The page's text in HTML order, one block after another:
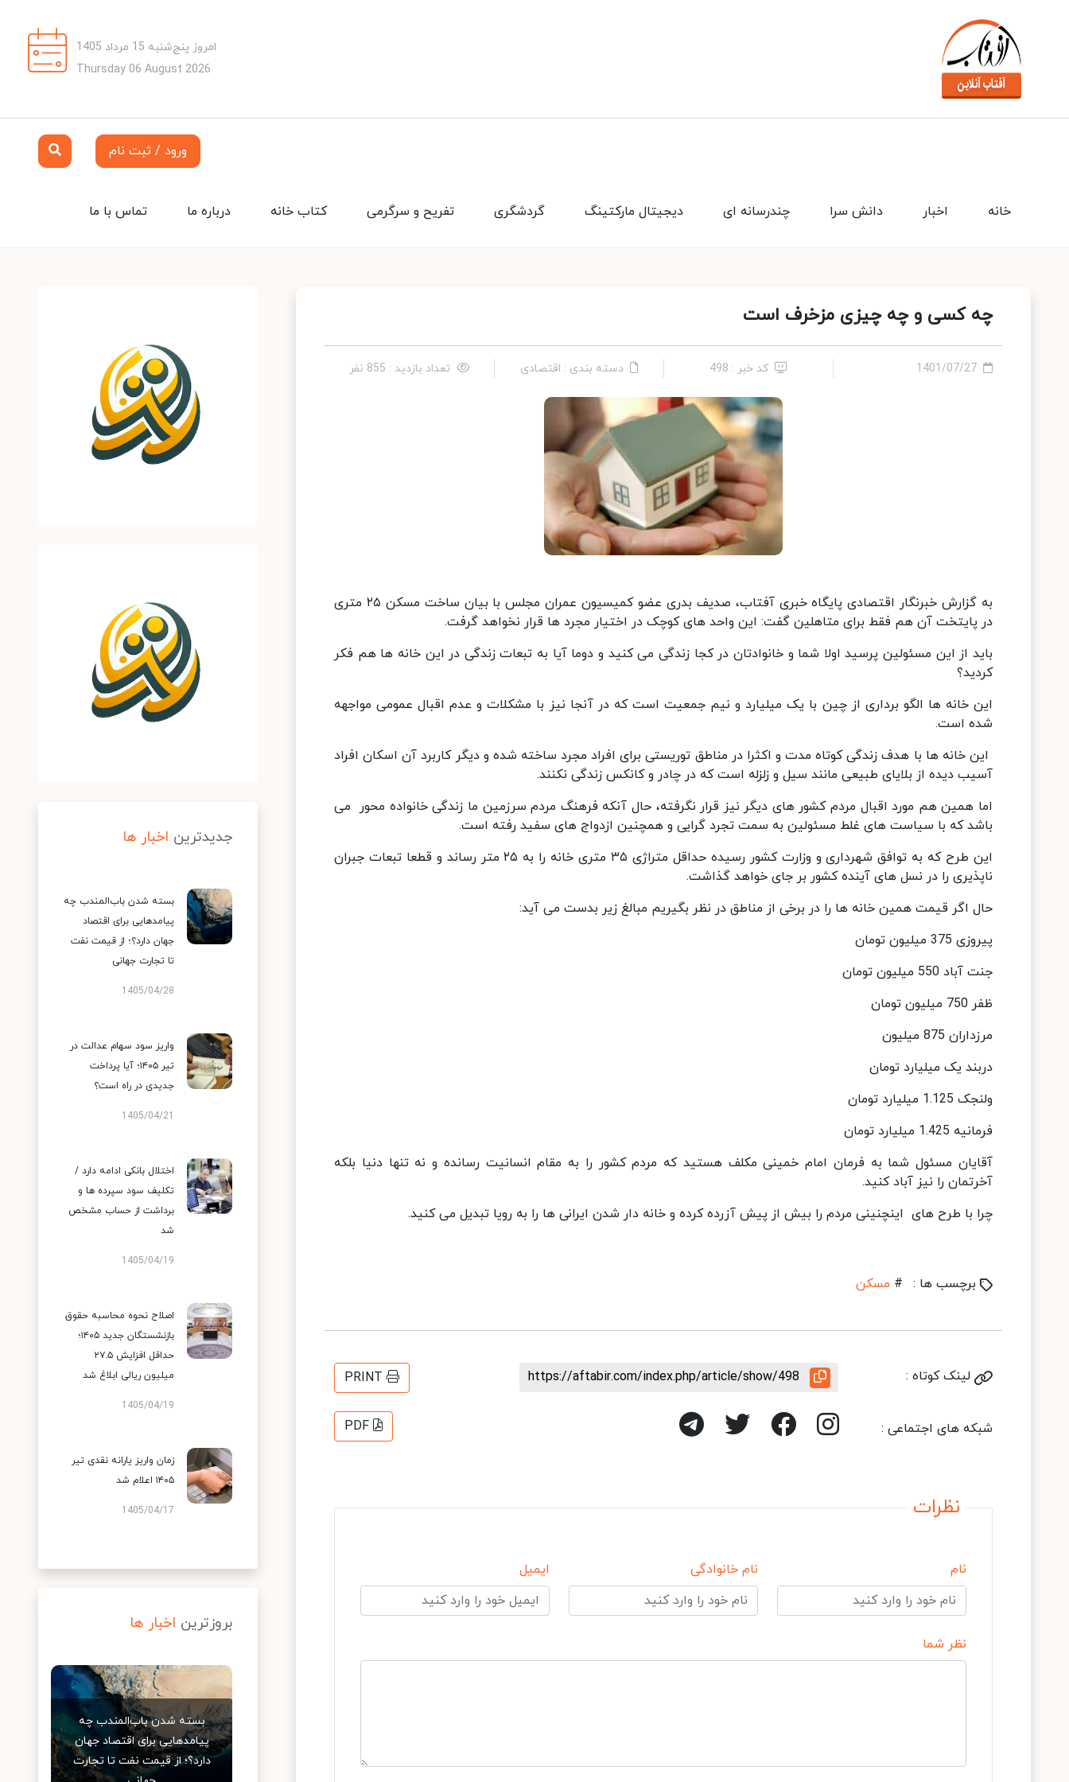
امروز پنج‌شنبه 15 مرداد 1405
Thursday 06 August 2026
ورود / ثبت نام
تماس با ما درباره ما کتاب خانه تفریح و سرگرمی گردشگری دیجیتال مارکتینگ چندرسانه ای دانش سرا اخبار خانه
چه کسی و چه چیزی مزخرف است
1401/07/27 کد خبر : 498 دسته بندی : اقتصادی تعداد بازدید : 855 نفر
به گزارش خبرنگار اقتصادی پایگاه خبری آفتاب، صدیف بدری عضو کمیسیون عمران مجلس با بیان ساخت مسکن ۲۵ متری
در پایتخت آن هم فقط برای متاهلین گفت: این واحد های کوچک در اختیار مجرد ها قرار نخواهد گرفت.
باید از این مسئولین پرسید اولا شما و خانوادتان در کجا زندگی می کنید و دوما آیا به تبعات زندگی در این خانه ها هم فکر
کردید؟
این خانه ها الگو برداری از چین با یک میلیارد و نیم جمعیت است که در آنجا نیز با مشکلات و عدم اقبال عمومی مواجهه
شده است.
این خانه ها با هدف زندگی کوتاه مدت و اکثرا در مناطق توریستی برای افراد مجرد ساخته شده و دیگر کاربرد آن اسکان افراد
آسیب دیده از بلایای طبیعی مانند سیل و زلزله است که در چادر و کانکس زندگی نکنند.
اما همین هم مورد اقبال مردم کشور های دیگر نیز قرار نگرفته، حال آنکه فرهنگ مردم سرزمین ما زندگی خانواده محور می
باشد که با سیاست های غلط مسئولین به سمت تجرد گرایی و همچنین ازدواج های سفید رفته است.
این طرح که به توافق شهرداری و وزارت کشور رسیده حداقل متراژی ۳۵ متری خانه را به ۲۵ متر رساند و قطعا تبعات جبران
ناپذیری را در نسل های آینده کشور بر جای خواهد گذاشت.
حال اگر قیمت همین خانه ها را در برخی از مناطق در نظر بگیریم مبالغ زیر بدست می آید:
پیروزی 375 میلیون تومان
جنت آباد 550 میلیون تومان
ظفر 750 میلیون تومان
مرزداران 875 میلیون
دربند یک میلیارد تومان
ولنجک 1.125 میلیارد تومان
فرمانیه 1.425 میلیارد تومان
آقایان مسئول شما به فرمان امام خمینی مکلف هستید که مردم کشور را به مقام انسانیت رسانده و نه تنها دنیا بلکه
آخرتمان را نیز آباد کنید.
چرا با طرح های اینچنینی مردم را بیش از پیش آزرده کرده و خانه دار شدن ایرانی ها را به رویا تبدیل می کنید.
برچسب ها : # مسکن
لینک کوتاه : https://aftabir.com/index.php/article/show/498
PRINT
شبکه های اجتماعی : PDF
نظرات
نام نام خانوادگی ایمیل
نظر شما
جدیدترین اخبار ها
بسته شدن باب‌المندب چه
پیامدهایی برای اقتصاد
جهان دارد؟؛ از قیمت نفت
تا تجارت جهانی
1405/04/28
واریز سود سهام عدالت در
تیر ۱۴۰۵؛ آیا پرداخت
جدیدی در راه است؟
1405/04/21
اختلال بانکی ادامه دارد /
تکلیف سود سپرده ها و
برداشت از حساب مشخص
شد
1405/04/19
اصلاح نحوه محاسبه حقوق
بازنشستگان جدید ۱۴۰۵؛
حداقل افزایش ۲۷.۵
میلیون ریالی ابلاغ شد
1405/04/19
زمان واریز یارانه نقدی تیر
۱۴۰۵ اعلام شد
1405/04/17
بروزترین اخبار ها
بسته شدن باب‌المندب چه
پیامدهایی برای اقتصاد جهان
دارد؟؛ از قیمت نفت تا تجارت